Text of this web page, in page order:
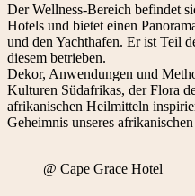
Der Wellness-Bereich befindet
Hotels und bietet einen
und den Yachthafen. Er ist Teil
diesem betrieben.
Dekor, Anwendungen und
Kulturen Südafrikas, der Flora
afrikanischen Heilmitteln
Geheimnis unseres
@ Cape Grace Hotel